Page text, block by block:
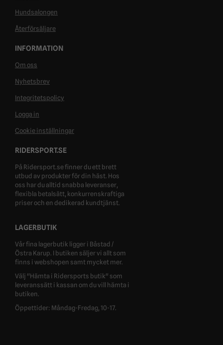
Hundsalongen
Återförsäljare
INFORMATION
Om oss
Nyhetsbrev
Integritetspolicy
Logga in
Cookie inställningar
RIDERSPORT.SE
På Ridersport.se finner du ett brett
utbud av produkter för din häst. Hos
oss har du alltid snabba leveranser,
flexibla betalsätt, konkurrenskraftiga
priser och en dedikerad kundtjänst.
LAGERBUTIK
Vår fina lagerbutik ligger i Båstad /
Östra Karup. I butiken säljer vi allt som
finns i webshopen samt mycket mer.
Välj "Hämta i Ridersports butik" som
leveranssätt i kassan om du vill hämta i
butiken.
Öppettider: Måndag-Fredag, 10-17.